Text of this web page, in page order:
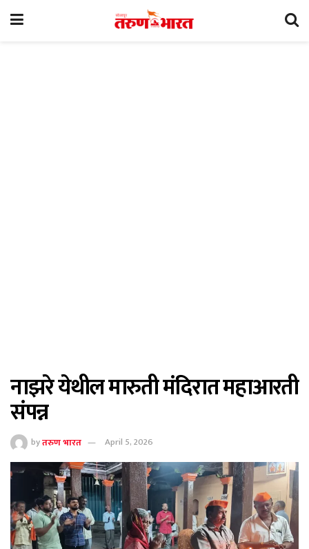
नाझरे येथील मारुती मंदिरात महाआरती
संपन्न
byतरुण भारत April 5, 2026